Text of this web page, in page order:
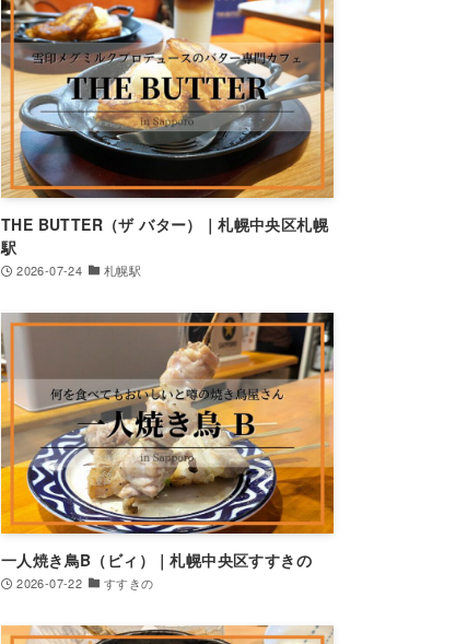
THE BUTTER（ザ バター）｜札幌中央区札幌
駅
2026-07-24 札幌駅
一人焼き鳥B（ビィ）｜札幌中央区すすきの
2026-07-22 すすきの